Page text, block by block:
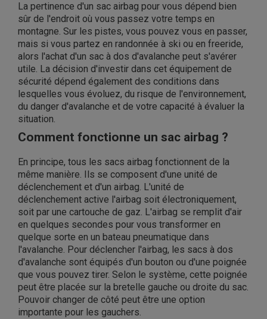
La pertinence d'un sac airbag pour vous dépend bien
sûr de l'endroit où vous passez votre temps en
montagne. Sur les pistes, vous pouvez vous en passer,
mais si vous partez en randonnée à ski ou en freeride,
alors l'achat d'un sac à dos d'avalanche peut s'avérer
utile. La décision d'investir dans cet équipement de
sécurité dépend également des conditions dans
lesquelles vous évoluez, du risque de l'environnement,
du danger d'avalanche et de votre capacité à évaluer la
situation.
Comment fonctionne un sac airbag ?
En principe, tous les sacs airbag fonctionnent de la
même manière. Ils se composent d'une unité de
déclenchement et d'un airbag. L'unité de
déclenchement active l'airbag soit électroniquement,
soit par une cartouche de gaz. L'airbag se remplit d'air
en quelques secondes pour vous transformer en
quelque sorte en un bateau pneumatique dans
l'avalanche. Pour déclencher l'airbag, les sacs à dos
d'avalanche sont équipés d'un bouton ou d'une poignée
que vous pouvez tirer. Selon le système, cette poignée
peut être placée sur la bretelle gauche ou droite du sac.
Pouvoir changer de côté peut être une option
importante pour les gauchers.